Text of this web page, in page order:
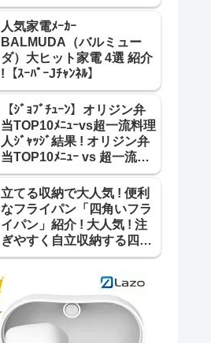
人気家電ﾒｰｶｰ
BALMUDA（バルミュー
ダ）大ヒット家電 4選 紹介
!【ｽｰﾊﾟｰJﾁｬﾝﾈﾙ】
【ｼﾞｮﾌﾞﾁｭｰﾝ】オリジン弁
当TOP10ﾒﾆｭｰvs超一流料理
人ｼﾞｬｯｼﾞ結果 ! オリジン弁
当TOP10ﾒﾆｭｰ vs 超一流料
理人 合格･不合格 結果 紹介
!立てる収納で大人気 ! 便利
なフライパン「四角いフラ
イパン」紹介 ! 大人気 ! 注
ぎやすく自立収納する四角
いフライパン【ｽｰﾊﾟｰJﾁｬﾝﾈ